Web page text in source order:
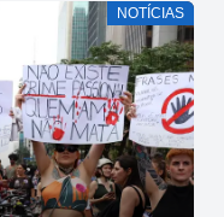
NOTÍCIAS